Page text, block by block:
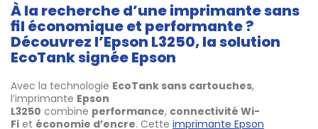
À la recherche d’une imprimante sans
fil économique et performante ?
Découvrez l’Epson L3250, la solution
EcoTank signée Epson
Avec la technologie EcoTank sans cartouches,
l’imprimante Epson
L3250 combine performance, connectivité Wi-
Fi et économie d’encre. Cette imprimante Epson